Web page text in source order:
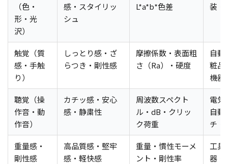
（色・
形・光
沢）
感・スタイリッ
シュ
L*a*b*色差
装・
触覚（質
感・手触
り）
しっとり感・ざ
らつき・剛性感
摩擦係数・表面粗
さ（Ra）・硬度
自動
粧品
機器
聴覚（操
作音・動
作音）
カチッ感・安心
感・静粛性
周波数スペクト
ル・dB・クリッ
ク荷重
電気
自動
チ・
重量感・
剛性感
高品質感・堅牢
感・軽快感
重量・慣性モーメ
ント・剛性率
工具
器・